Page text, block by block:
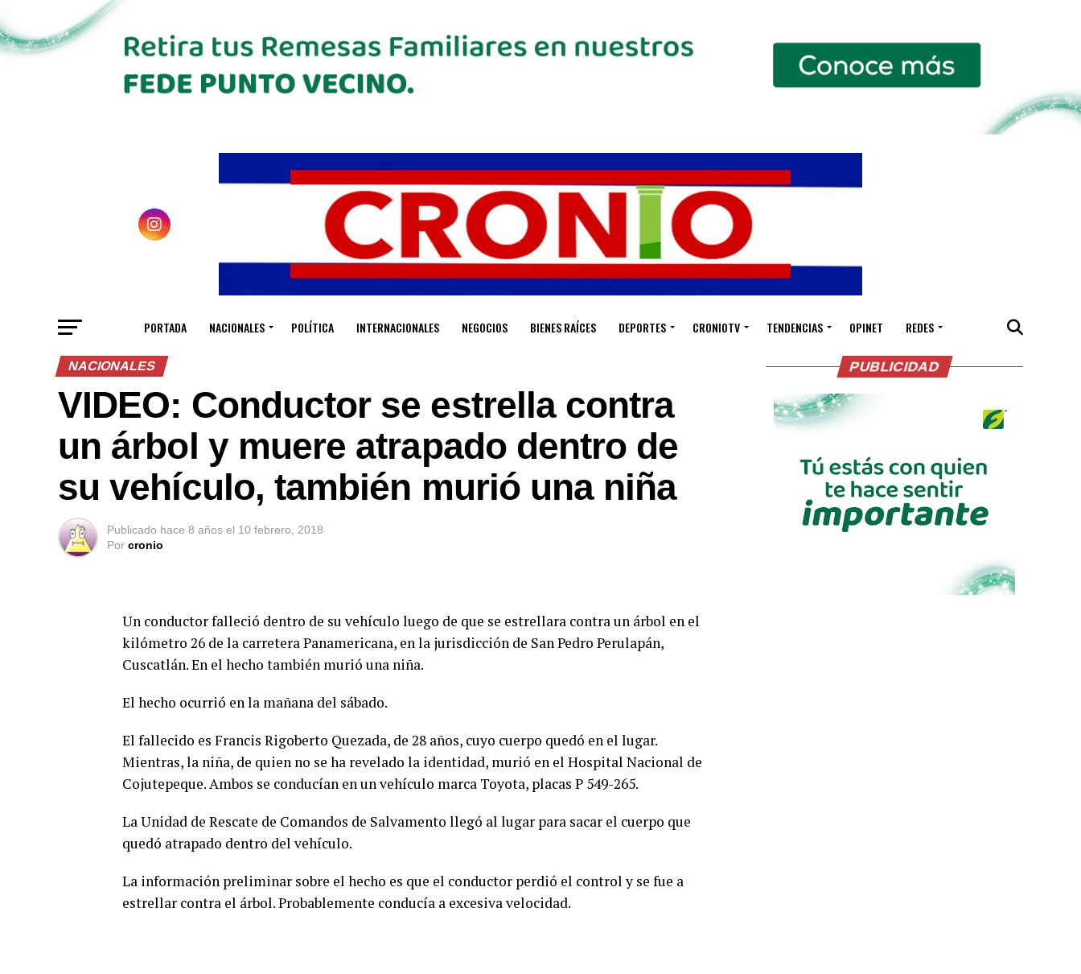
PORTADA NACIONALES POLÍTICA INTERNACIONALES NEGOCIOS BIENES RAÍCES DEPORTES CRONIOTV TENDENCIAS OPINET REDES
NACIONALES
VIDEO: Conductor se estrella contra
un árbol y muere atrapado dentro de
su vehículo, también murió una niña
Publicado hace 8 años el 10 febrero, 2018
Por cronio
Un conductor falleció dentro de su vehículo luego de que se estrellara contra un árbol en el
kilómetro 26 de la carretera Panamericana, en la jurisdicción de San Pedro Perulapán,
Cuscatlán. En el hecho también murió una niña.
El hecho ocurrió en la mañana del sábado.
El fallecido es Francis Rigoberto Quezada, de 28 años, cuyo cuerpo quedó en el lugar.
Mientras, la niña, de quien no se ha revelado la identidad, murió en el Hospital Nacional de
Cojutepeque. Ambos se conducían en un vehículo marca Toyota, placas P 549-265.
La Unidad de Rescate de Comandos de Salvamento llegó al lugar para sacar el cuerpo que
quedó atrapado dentro del vehículo.
La información preliminar sobre el hecho es que el conductor perdió el control y se fue a
estrellar contra el árbol. Probablemente conducía a excesiva velocidad.
PUBLICIDAD